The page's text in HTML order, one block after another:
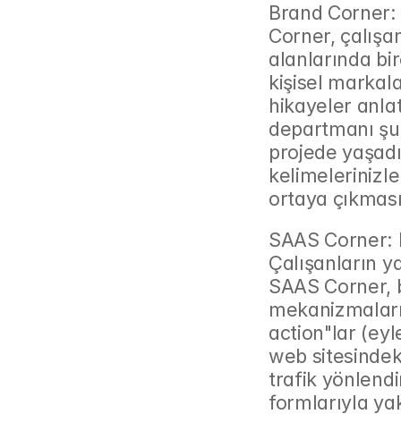
Brand Corner:
Corner,
alanlarında
kişisel
hikayeler
departmanı
projede
kelimelerinizle
ortaya
SAAS
Çalışanların
SAAS Corner,
action"lar
web
trafik
formlarıyla